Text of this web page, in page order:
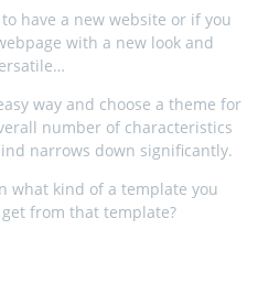
have a new website or if you
with a new look and
way and choose a theme for
number of characteristics
narrows down significantly.
what kind of a template you
from that template?